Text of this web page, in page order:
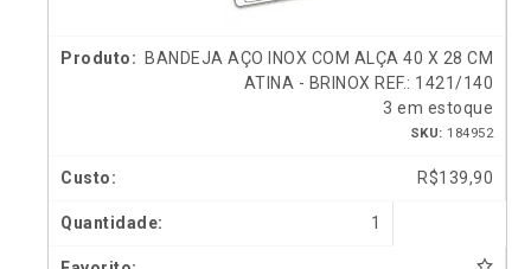
BANDEJA AÇO INOX COM ALÇA 40 X 28 CM
ATINA - BRINOX REF.: 1421/140
3 em estoque
SKU: 184952
R$139,90
1